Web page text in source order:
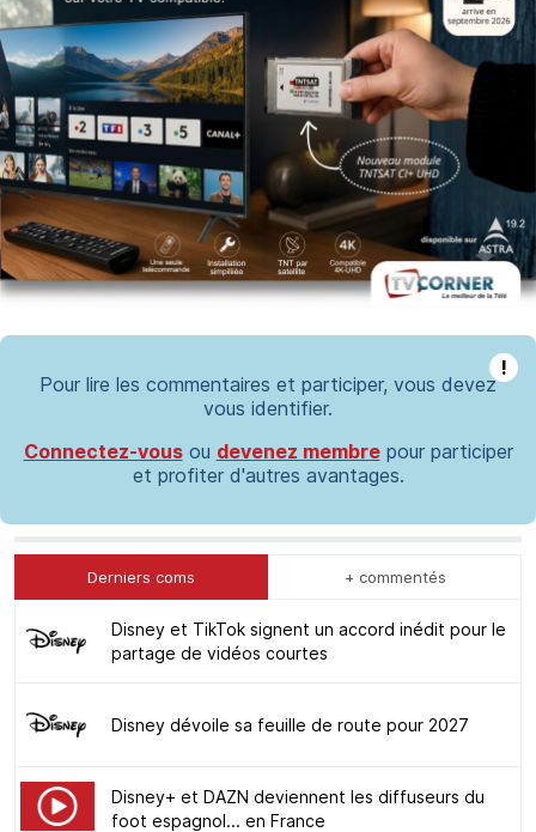
!
Pour lire les commentaires et participer, vous devez
vous identifier.
Connectez-vousou devenez membrepour participer
et profiter d'autres avantages.
Derniers coms + commentés
Disney et TikTok signent un accord inédit pour le
partage de vidéos courtes
Disney dévoile sa feuille de route pour 2027
Disney+ et DAZN deviennent les diffuseurs du
foot espagnol... en France